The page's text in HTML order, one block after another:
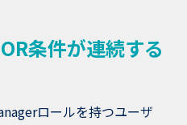
条件が連続する
ロールを持つユーザ